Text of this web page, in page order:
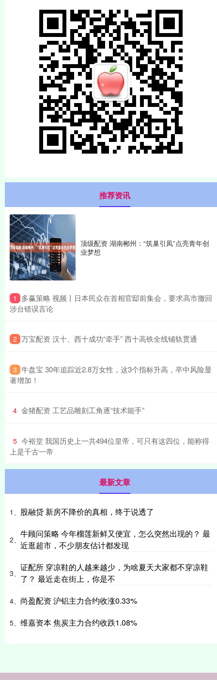
推荐资讯
顶级配资 湖南郴州：“筑巢引凤”点亮青年创
业梦想
1
​多赢策略 视频丨日本民众在首相官邸前集会，要求高市撤回
涉台错误言论
2 ​万宝配资 汉十、西十成功“牵手” 西十高铁全线铺轨贯通
3 ​牛盘宝 30年追踪近2.8万女性，这3个指标升高，卒中风险显
著增加！
4 ​金猪配资 工艺品雕刻工角逐“技术能手”
5 ​今裕堂 我国历史上一共494位皇帝，可只有这四位，能称得
上是千古一帝
最新文章
1、 股融贷 新房不降价的真相，终于说透了
2、
牛顾问策略 今年榴莲新鲜又便宜，怎么突然出现的？ 最
近逛超市，不少朋友估计都发现
3、
证配所 穿凉鞋的人越来越少，为啥夏天大家都不穿凉鞋
了？ 最近走在街上，你是不
4、 尚盈配资 沪铝主力合约收涨0.33%
5、 维嘉资本 焦炭主力合约收跌1.08%